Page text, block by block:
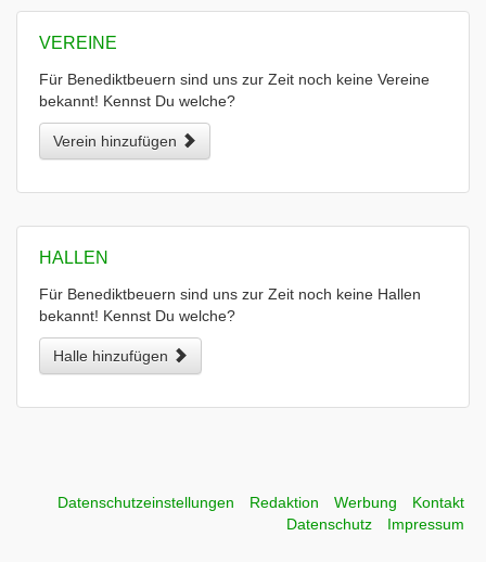
VEREINE
Für Benediktbeuern sind uns zur Zeit noch keine Vereine
bekannt! Kennst Du welche?
Verein hinzufügen
HALLEN
Für Benediktbeuern sind uns zur Zeit noch keine Hallen
bekannt! Kennst Du welche?
Halle hinzufügen
Datenschutzeinstellungen Redaktion Werbung
Kontakt
Datenschutz
Impressum